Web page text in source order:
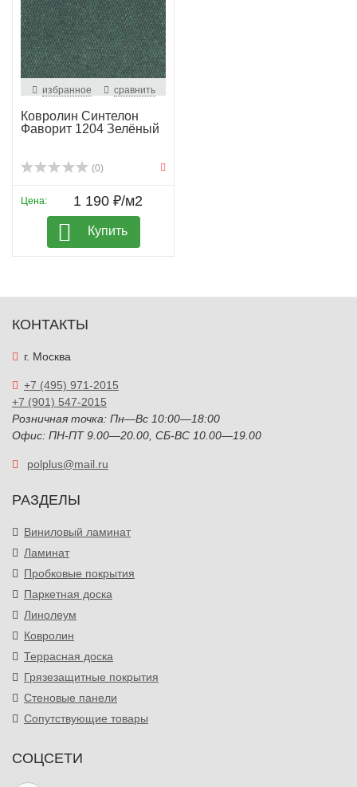
избранное сравнить
Ковролин Синтелон
Фаворит 1204 Зелёный
(0)
Цена: 1 190 ₽/м2
Купить
КОНТАКТЫ
г. Москва
+7 (495) 971-2015
+7 (901) 547-2015
Розничная точка: Пн—Вс 10:00—18:00
Офис: ПН-ПТ 9.00—20.00, СБ-ВС 10.00—19.00
polplus@mail.ru
РАЗДЕЛЫ
Виниловый ламинат
Ламинат
Пробковые покрытия
Паркетная доска
Линолеум
Ковролин
Террасная доска
Грязезащитные покрытия
Стеновые панели
Сопутствующие товары
СОЦСЕТИ